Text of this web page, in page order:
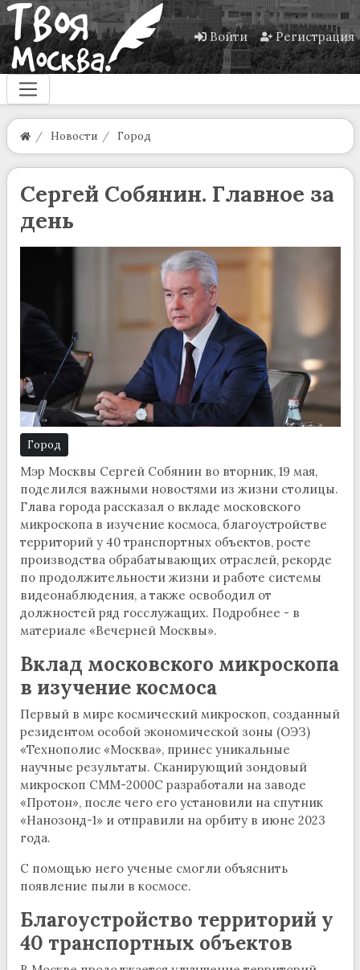
Войти Регистрация
Новости Город
Сергей Собянин. Главное за
день
Город
Мэр Москвы Сергей Собянин во вторник, 19 мая,
поделился важными новостями из жизни столицы.
Глава города рассказал о вкладе московского
микроскопа в изучение космоса, благоустройстве
территорий у 40 транспортных объектов, росте
производства обрабатывающих отраслей, рекорде
по продолжительности жизни и работе системы
видеонаблюдения, а также освободил от
должностей ряд госслужащих. Подробнее - в
материале «Вечерней Москвы».
Вклад московского микроскопа
в изучение космоса
Первый в мире космический микроскоп, созданный
резидентом особой экономической зоны (ОЭЗ)
«Технополис «Москва», принес уникальные
научные результаты. Сканирующий зондовый
микроскоп СММ-2000С разработали на заводе
«Протон», после чего его установили на спутник
«Нанозонд-1» и отправили на орбиту в июне 2023
года.
С помощью него ученые смогли объяснить
появление пыли в космосе.
Благоустройство территорий у
40 транспортных объектов